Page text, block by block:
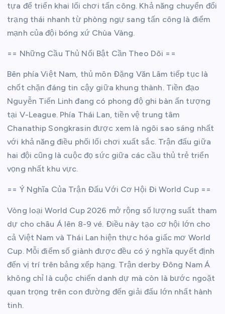
tựa để triển khai lối chơi tấn công. Khả năng chuyển đổi
trạng thái nhanh từ phòng ngự sang tấn công là điểm
mạnh của đội bóng xứ Chùa Vàng.
== Những Cầu Thủ Nổi Bật Cần Theo Dõi ==
Bên phía Việt Nam, thủ môn Đặng Văn Lâm tiếp tục là
chốt chặn đáng tin cậy giữa khung thành. Tiền đạo
Nguyễn Tiến Linh đang có phong độ ghi bàn ấn tượng
tại V-League. Phía Thái Lan, tiền vệ trung tâm
Chanathip Songkrasin được xem là ngôi sao sáng nhất
với khả năng điều phối lối chơi xuất sắc. Trận đấu giữa
hai đội cũng là cuộc đọ sức giữa các cầu thủ trẻ triển
vọng nhất khu vực.
== Ý Nghĩa Của Trận Đấu Với Cơ Hội Đi World Cup ==
Vòng loại World Cup 2026 mở rộng số lượng suất tham
dự cho châu Á lên 8-9 vé. Điều này tạo cơ hội lớn cho
cả Việt Nam và Thái Lan hiện thực hóa giấc mơ World
Cup. Mỗi điểm số giành được đều có ý nghĩa quyết định
đến vị trí trên bảng xếp hạng. Trận derby Đông Nam Á
không chỉ là cuộc chiến danh dự mà còn là bước ngoặt
quan trọng trên con đường đến giải đấu lớn nhất hành
tinh.